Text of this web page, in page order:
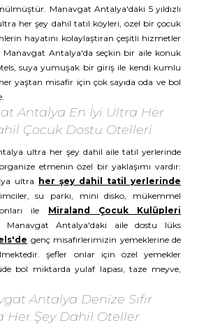
Manavgat Antalya'daki 5 yıldızlı
ultra her şey dahil tatil köyleri, özel bir çocuk
hayatını kolaylaştıran çeşitli hizmetler
Antalya'da seçkin bir aile konuk
suya yumuşak bir giriş ile kendi kumlu
yaştan misafir için çok sayıda oda ve bol
Antalya En İyi Ultra Her
Çocuk Dostu Otelleri
ultra her şey dahil aile tatil yerlerinde
etmenin özel bir yaklaşımı vardır:
ultra her şey dahil tatil yerlerinde
su parkı, mini disko, mükemmel
ile Miraland Çocuk Kulüpleri
Manavgat Antalya'daki aile dostu lüks
genç misafirlerimizin yemeklerine de
şefler onlar için özel yemekler
bol miktarda yulaf lapası, taze meyve,
Antalya Denize Sıfır
Her Şey Dahil Oteller